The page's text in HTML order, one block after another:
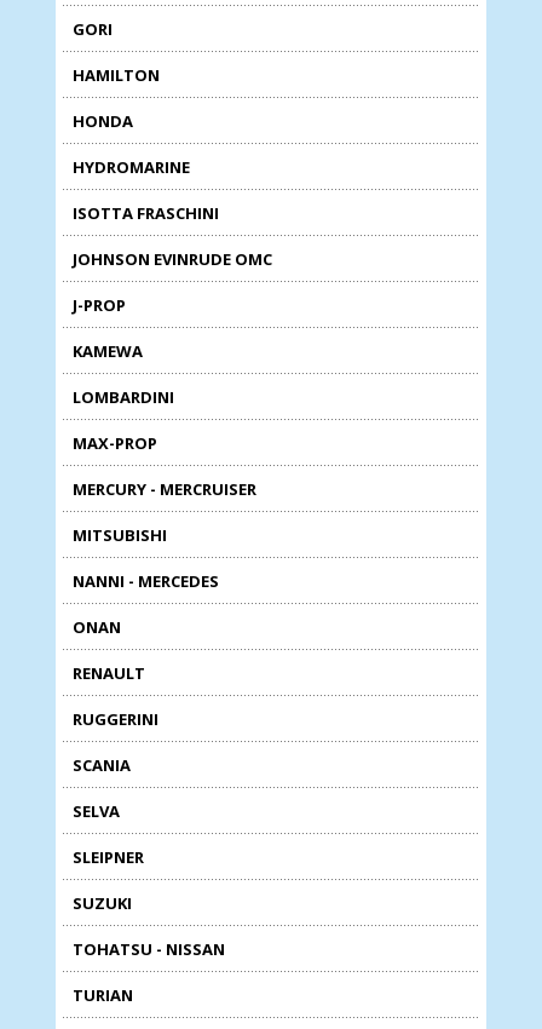
GORI
HAMILTON
HONDA
HYDROMARINE
ISOTTA FRASCHINI
JOHNSON EVINRUDE OMC
J-PROP
KAMEWA
LOMBARDINI
MAX-PROP
MERCURY - MERCRUISER
MITSUBISHI
NANNI - MERCEDES
ONAN
RENAULT
RUGGERINI
SCANIA
SELVA
SLEIPNER
SUZUKI
TOHATSU - NISSAN
TURIAN